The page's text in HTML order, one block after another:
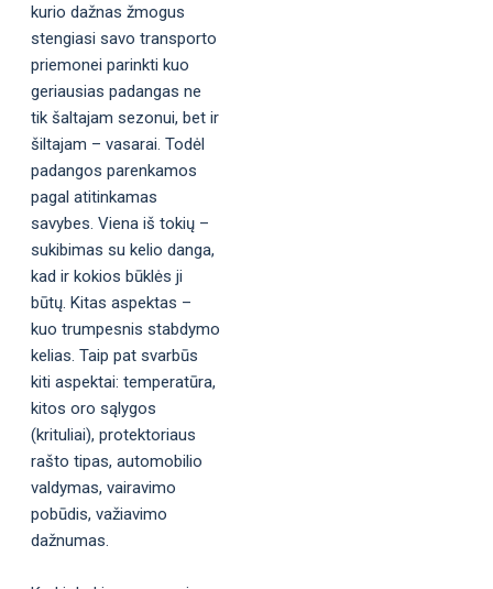
kurio dažnas žmogus
stengiasi savo transporto
priemonei parinkti kuo
geriausias padangas ne
tik šaltajam sezonui, bet ir
šiltajam – vasarai. Todėl
padangos parenkamos
pagal atitinkamas
savybes. Viena iš tokių –
sukibimas su kelio danga,
kad ir kokios būklės ji
būtų. Kitas aspektas –
kuo trumpesnis stabdymo
kelias. Taip pat svarbūs
kiti aspektai: temperatūra,
kitos oro sąlygos
(krituliai), protektoriaus
rašto tipas, automobilio
valdymas, vairavimo
pobūdis, važiavimo
dažnumas.